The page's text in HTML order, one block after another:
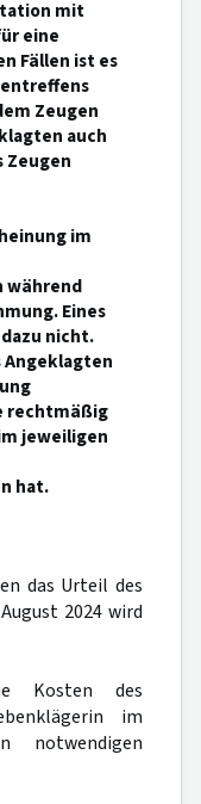
mit
eine
Fällen ist es
Zeugen
auch
Zeugen
im
während
Eines
nicht.
Angeklagten
rechtmäßig
jeweiligen
hat.
das Urteil des
2024 wird
Kosten des
im
notwendigen